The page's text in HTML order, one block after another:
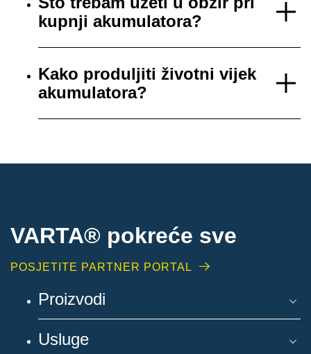
kupnji akumulatora?
Kako produljiti životni vijek
akumulatora?
VARTA® pokreće sve
POSJETITE PARTNER PORTAL
Proizvodi
Usluge